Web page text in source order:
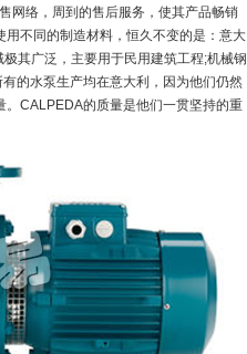
网络，周到的售后服务，使其产品畅销
不同的制造材料，恒久不变的是：意大
其广泛，主要用于民用建筑工程;机械钢
的水泵生产均在意大利，因为他们仍然
CALPEDA的质量是他们一贯坚持的重